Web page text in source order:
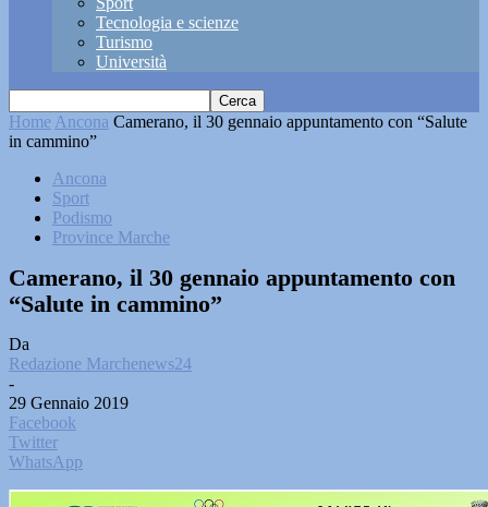
Tecnologia e scienze
Turismo
Università
Home Ancona Camerano, il 30 gennaio appuntamento con “Salute
in cammino”
Ancona
Sport
Podismo
Province Marche
Camerano, il 30 gennaio appuntamento con
“Salute in cammino”
Da
Redazione Marchenews24
-
29 Gennaio 2019
Facebook
Twitter
WhatsApp